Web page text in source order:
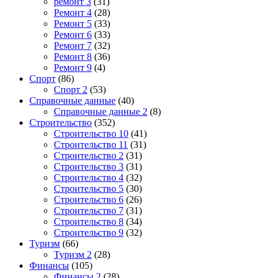
Ремонт 4 (28)
Ремонт 5 (33)
Ремонт 6 (33)
Ремонт 7 (32)
Ремонт 8 (36)
Ремонт 9 (4)
Спорт (86)
Спорт 2 (53)
Справочные данные (40)
Справочные данные 2 (8)
Строительство (352)
Строительство 10 (41)
Строительство 11 (31)
Строительство 2 (31)
Строительство 3 (31)
Строительство 4 (32)
Строительство 5 (30)
Строительство 6 (26)
Строительство 7 (31)
Строительство 8 (34)
Строительство 9 (32)
Туризм (66)
Туризм 2 (28)
Финансы (105)